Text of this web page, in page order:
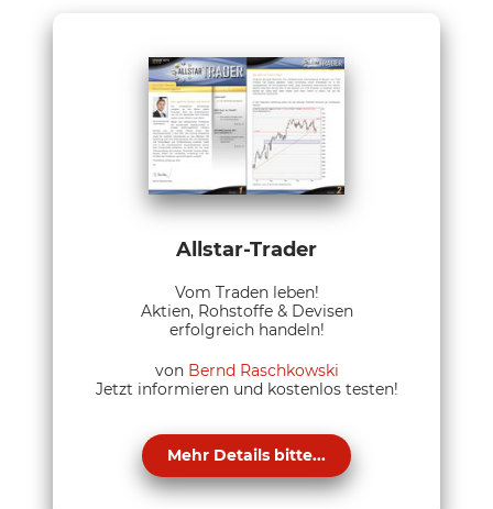
Allstar-Trader
Vom Traden leben!
Aktien, Rohstoffe & Devisen
erfolgreich handeln!
von Bernd Raschkowski
Jetzt informieren und kostenlos testen!
Mehr Details bitte...